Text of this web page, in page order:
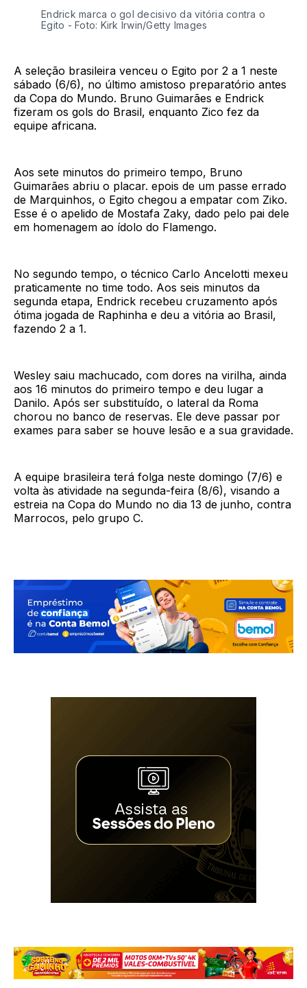
Endrick marca o gol decisivo da vitória contra o
Egito - Foto: Kirk Irwin/Getty Images
A seleção brasileira venceu o Egito por 2 a 1 neste
sábado (6/6), no último amistoso preparatório antes
da Copa do Mundo. Bruno Guimarães e Endrick
fizeram os gols do Brasil, enquanto Zico fez da
equipe africana.
Aos sete minutos do primeiro tempo, Bruno
Guimarães abriu o placar. epois de um passe errado
de Marquinhos, o Egito chegou a empatar com Ziko.
Esse é o apelido de Mostafa Zaky, dado pelo pai dele
em homenagem ao ídolo do Flamengo.
No segundo tempo, o técnico Carlo Ancelotti mexeu
praticamente no time todo. Aos seis minutos da
segunda etapa, Endrick recebeu cruzamento após
ótima jogada de Raphinha e deu a vitória ao Brasil,
fazendo 2 a 1.
Wesley saiu machucado, com dores na virilha, ainda
aos 16 minutos do primeiro tempo e deu lugar a
Danilo. Após ser substituído, o lateral da Roma
chorou no banco de reservas. Ele deve passar por
exames para saber se houve lesão e a sua gravidade.
A equipe brasileira terá folga neste domingo (7/6) e
volta às atividade na segunda-feira (8/6), visando a
estreia na Copa do Mundo no dia 13 de junho, contra
Marrocos, pelo grupo C.